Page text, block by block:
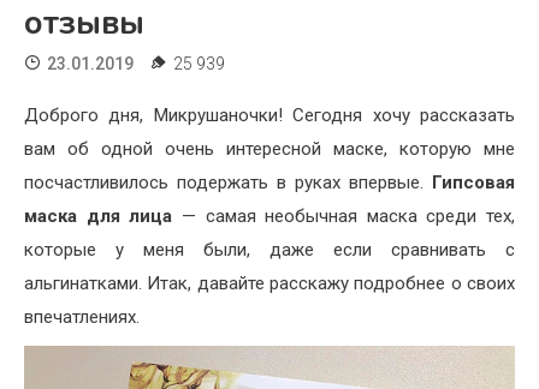
Жизнь
Хобби
Красота
Недвижимость
отзывы
23.01.2019 25 939
Доброго дня, Микрушаночки! Сегодня хочу рассказать
вам об одной очень интересной маске, которую мне
посчастливилось подержать в руках впервые. Гипсовая
маска для лица — самая необычная маска среди тех,
которые у меня были, даже если сравнивать с
альгинатками. Итак, давайте расскажу подробнее о своих
впечатлениях.